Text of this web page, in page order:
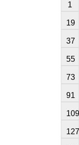
1
19
37
55
73
91
109
127